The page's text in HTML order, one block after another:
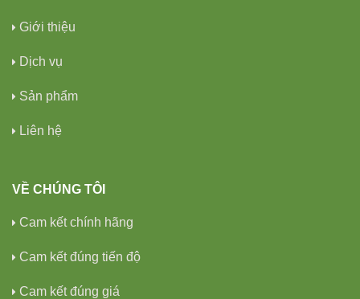
Giới thiệu
Dịch vụ
Sản phẩm
Liên hệ
VỀ CHÚNG TÔI
Cam kết chính hãng
Cam kết đúng tiến độ
Cam kết đúng giá